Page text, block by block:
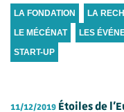
LA FONDATION
LA
LE MÉCÉNAT
LES
START-UP
11/12/2019 Étoiles de